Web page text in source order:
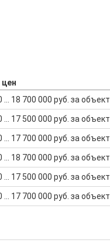
цен
... 18 700 000 руб. за объект
... 17 500 000 руб. за объект
... 17 700 000 руб. за объект
... 18 700 000 руб. за объект
... 17 500 000 руб. за объект
... 17 700 000 руб. за объект